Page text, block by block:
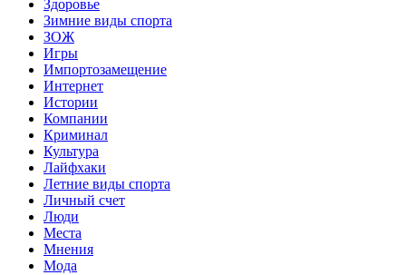
Здоровье
Зимние виды спорта
ЗОЖ
Игры
Импортозамещение
Интернет
Истории
Компании
Криминал
Культура
Лайфхаки
Летние виды спорта
Личный счет
Люди
Места
Мнения
Мода